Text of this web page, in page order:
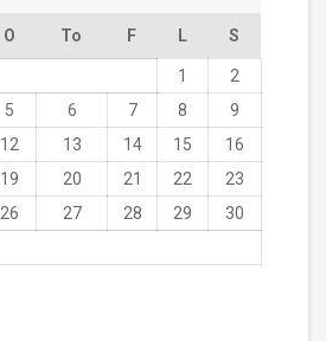
O To F L S
1
2
5 6 7 8
9
12 13 14 15
16
19 20 21 22
23
26 27 28 29
30